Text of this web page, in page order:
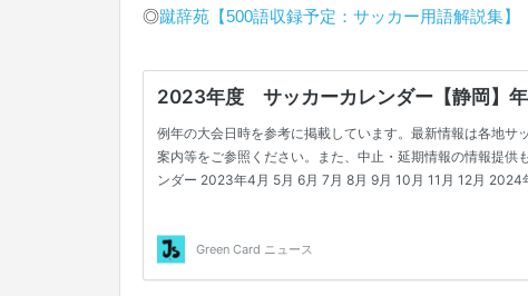
◎蹴辞苑【500語収録予定：サッカー用語解説集】